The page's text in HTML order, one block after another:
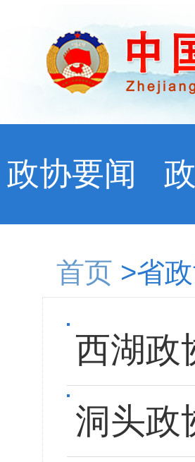
政协要闻
首页 >省
西湖政
洞头政